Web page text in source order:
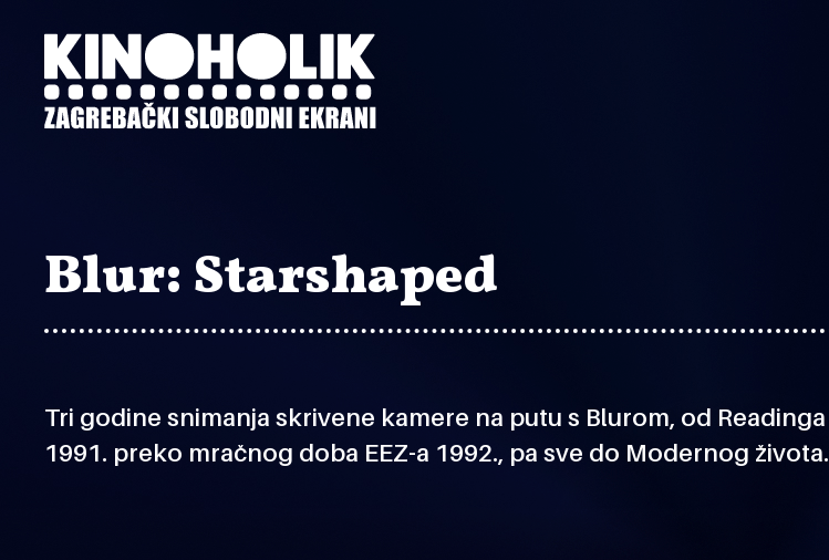
sadržaj
Blur: Starshaped
Tri godine snimanja skrivene kamere na putu s Blurom, od Readinga
1991. preko mračnog doba EEZ-a 1992., pa sve do Modernog života.